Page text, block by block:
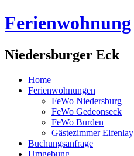
Ferienwohnung
Niedersburger Eck
Home
Ferienwohnungen
FeWo Niedersburg
FeWo Gedeonseck
FeWo Burden
Gästezimmer Elfenlay
Buchungsanfrage
Umgebung